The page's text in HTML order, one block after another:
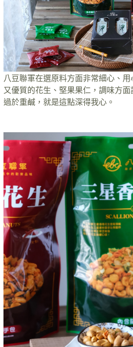
八豆聯軍在選原料方面非常細心、
又優質的花生、堅果果仁，調味方
過於重鹹，就是這點深得我心。